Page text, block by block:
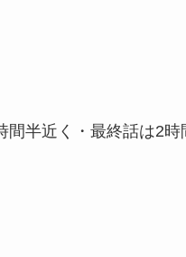
近く・最終話は2時